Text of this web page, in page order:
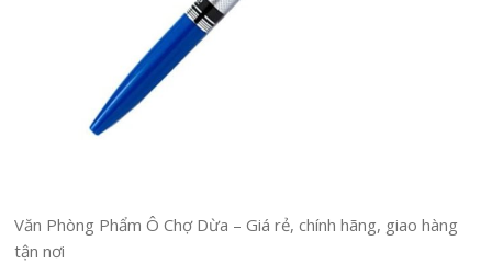
Văn Phòng Phẩm Ô Chợ Dừa – Giá rẻ, chính hãng, giao hàng
tận nơi